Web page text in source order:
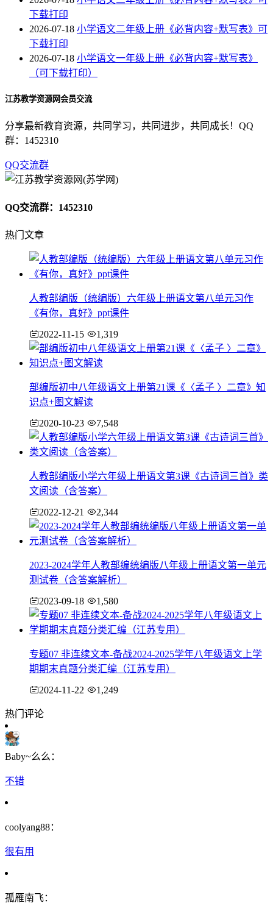
下载打印
2026-07-18 小学语文二年级上册《必背内容+默写表》可
下载打印
2026-07-18 小学语文一年级上册《必背内容+默写表》
（可下载打印）
江苏教学资源网会员交流
分享最新教育资源，共同学习，共同进步，共同成长！QQ
群：1452310
QQ交流群
QQ交流群：1452310
热门文章
人教部编版（统编版）六年级上册语文第八单元习作
《有你，真好》ppt课件
2022-11-15 1,319
部编版初中八年级语文上册第21课《〈孟子 〉二章》知
识点+图文解读
2020-10-23 7,548
人教部编版小学六年级上册语文第3课《古诗词三首》类
文阅读（含答案）
2022-12-21 2,344
2023-2024学年人教部编统编版八年级上册语文第一单元
测试卷（含答案解析）
2023-09-18 1,580
专题07 非连续文本-备战2024-2025学年八年级语文上学
期期末真题分类汇编（江苏专用）
2024-11-22 1,249
热门评论
Baby~么么：
不错
coolyang88：
很有用
孤雁南飞：